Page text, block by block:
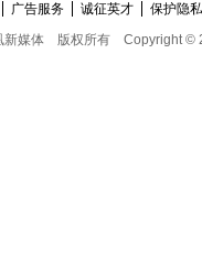
广告服务 诚征英才
保护隐
新媒体
版权所有 Copyright ©